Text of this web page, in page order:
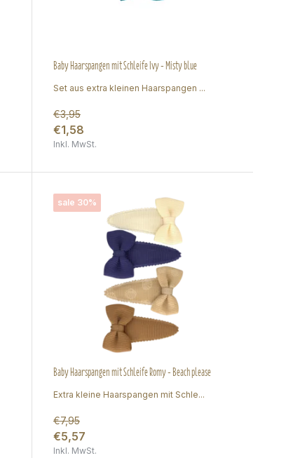
Baby Haarspangen mit Schleife Ivy - Misty blue
Set aus extra kleinen Haarspangen ...
€3,95
€1,58
Inkl. MwSt.
sale 30%
Baby Haarspangen mit Schleife Romy - Beach please
Extra kleine Haarspangen mit Schle...
€7,95
€5,57
Inkl. MwSt.